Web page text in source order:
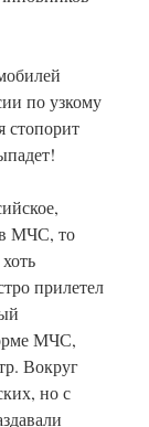
по узкому
стопорит
МЧС, то
прилетел
МЧС,
Вокруг
но с